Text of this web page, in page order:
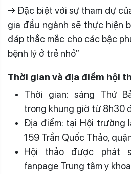
→ Đặc biệt với sự tham dự
gia đầu ngành sẽ thực hiện
đáp thắc mắc cho các bậc
bệnh lý ở trẻ nhỏ”
Thời gian và địa điểm hội
Thời gian: sáng Thứ
trong khung giờ từ 8h30
Địa điểm: tại Hội trường
159 Trần Quốc Thảo,
Hội thảo được phát
fanpage Trung tâm y